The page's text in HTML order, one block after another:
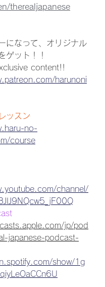
therealjapanese
になって、オリジナル
ゲット！！
content!!
harunoni
ッスン
no-
course
channel/
jp/pod
japanese-podcast-
show/1g